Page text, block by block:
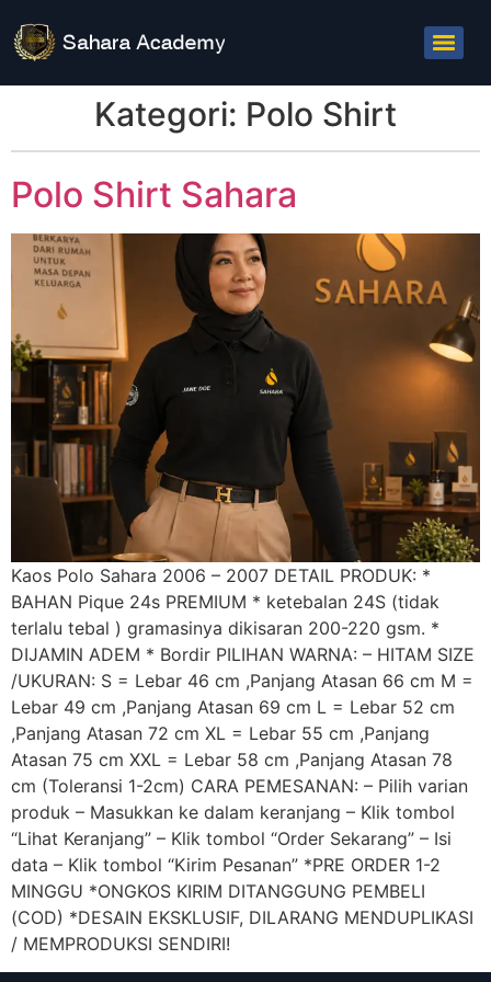
Kategori: Polo Shirt
Polo Shirt Sahara
Kaos Polo Sahara 2006 – 2007 DETAIL PRODUK: *
BAHAN Pique 24s PREMIUM * ketebalan 24S (tidak
terlalu tebal ) gramasinya dikisaran 200-220 gsm. *
DIJAMIN ADEM * Bordir PILIHAN WARNA: – HITAM SIZE
/UKURAN: S = Lebar 46 cm ,Panjang Atasan 66 cm M =
Lebar 49 cm ,Panjang Atasan 69 cm L = Lebar 52 cm
,Panjang Atasan 72 cm XL = Lebar 55 cm ,Panjang
Atasan 75 cm XXL = Lebar 58 cm ,Panjang Atasan 78
cm (Toleransi 1-2cm) CARA PEMESANAN: – Pilih varian
produk – Masukkan ke dalam keranjang – Klik tombol
“Lihat Keranjang” – Klik tombol “Order Sekarang” – Isi
data – Klik tombol “Kirim Pesanan” *PRE ORDER 1-2
MINGGU *ONGKOS KIRIM DITANGGUNG PEMBELI
(COD) *DESAIN EKSKLUSIF, DILARANG MENDUPLIKASI
/ MEMPRODUKSI SENDIRI!